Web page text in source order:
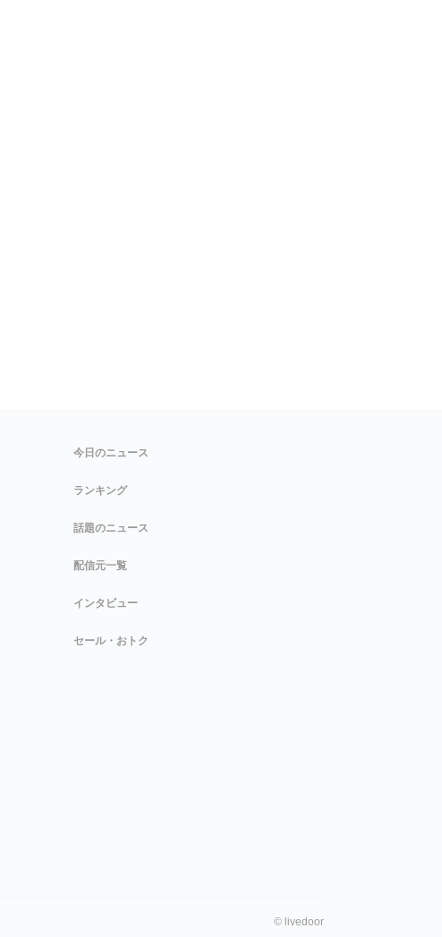
今日のニュース
ランキング
話題のニュース
配信元一覧
インタビュー
セール・おトク
© livedoor